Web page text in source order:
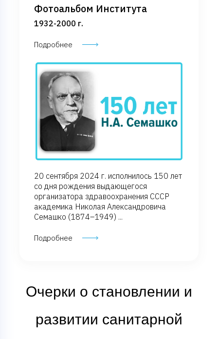
Фотоальбом Института
1932-2000 г.
Подробнее
20 сентября 2024 г. исполнилось 150 лет
со дня рождения выдающегося
организатора здравоохранения СССР
академика Николая Александровича
Семашко (1874–1949) ...
Подробнее
Очерки о становлении и
развитии санитарной